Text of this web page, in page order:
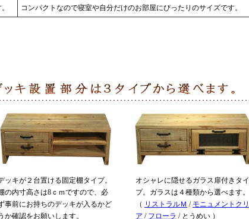
コンパクトなので寝室や自分だけのお部屋にぴったりのサイズです。
ッキが２台置ける固定棚タイプ。
の内寸高さは8ｃｍですので、必
事前にお持ちのデッキが入るかど
か確認をお願いします。
オシャレに隠せるガラス扉付きタイ
プ。ガラスは４種類から選べます。
（ リストラルＭ / モニュメントクリ
ア / フローラ / とうめい ）